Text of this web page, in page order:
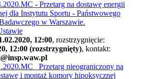
- Przetarg na dostawę energii
dla Instytutu Sportu - Państwowego
w Warszawie.
12:00, rozstrzygnięcie:
12:00 (rozstrzygnięty), kontakt:
Przetarg nieograniczony na
i montaż komory hipoksycznej